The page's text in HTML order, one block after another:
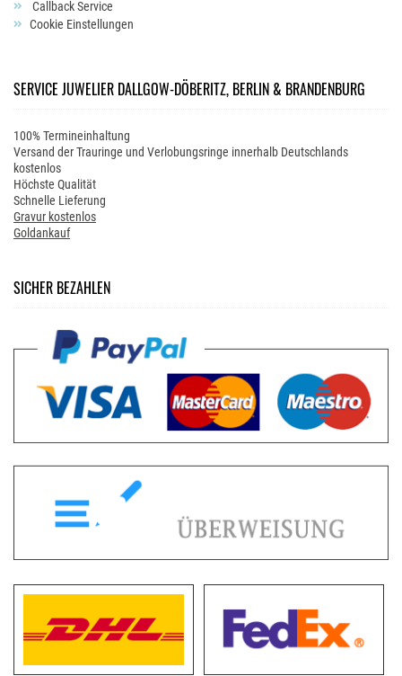
Callback Service
Cookie Einstellungen
SERVICE JUWELIER DALLGOW-DÖBERITZ, BERLIN & BRANDENBURG
100% Termineinhaltung
Versand der Trauringe und Verlobungsringe innerhalb Deutschlands
kostenlos
Höchste Qualität
Schnelle Lieferung
Gravur kostenlos
Goldankauf
SICHER BEZAHLEN